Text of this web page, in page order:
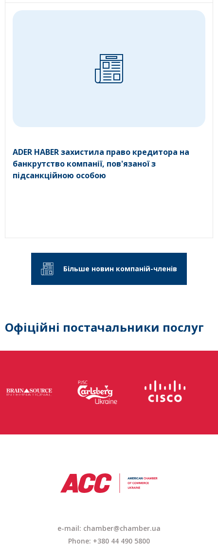
ADER HABER захистила право кредитора на
банкрутство компанії, пов'язаної з
підсанкційною особою
Більше новин компаній-членів
Офіційні постачальники послуг
e-mail: chamber@chamber.ua
Phone: +380 44 490 5800